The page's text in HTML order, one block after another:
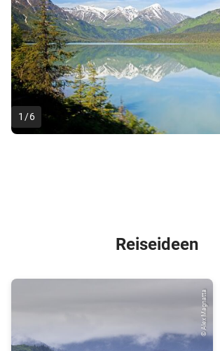
1 /6
Reiseideen
© Alex Magnatta